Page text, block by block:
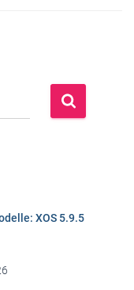
XOS 5.9.5